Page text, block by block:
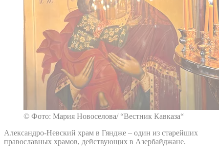
© Фото: Мария Новоселова/ “Вестник Кавказа“
Александро-Невский храм в Гяндже – один из старейших
православных храмов, действующих в Азербайджане.